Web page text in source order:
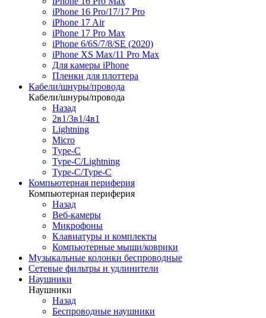
iPhone 16 Pro/17/17 Pro
iPhone 17 Air
iPhone 17 Pro Max
iPhone 6/6S/7/8/SE (2020)
iPhone XS Max/11 Pro Max
Для камеры iPhone
Пленки для плоттера
Кабели/шнуры/провода
Кабели/шнуры/провода
Назад
2в1/3в1/4в1
Lightning
Micro
Type-C
Type-C/Lightning
Type-C/Type-C
Компьютерная периферия
Компьютерная периферия
Назад
Веб-камеры
Микрофоны
Клавиатуры и комплекты
Компьютерные мыши/коврики
Музыкальные колонки беспроводные
Сетевые фильтры и удлинители
Наушники
Наушники
Назад
Беспроводные наушники